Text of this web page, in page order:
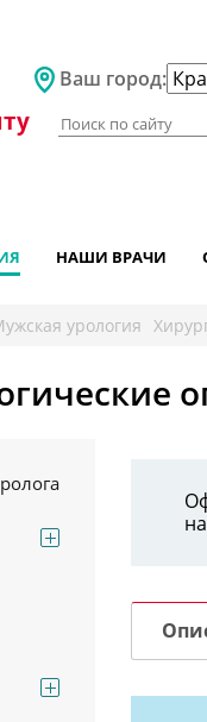
Ваш город:
НАШИ ВРАЧИ
урология